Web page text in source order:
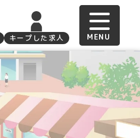
キープした求人